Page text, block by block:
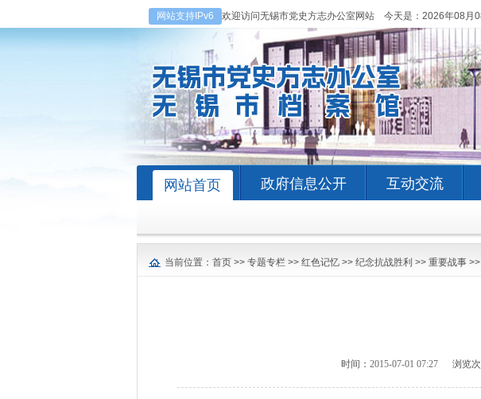
网站支持IPv6 欢迎访问无锡市党史方志办公室网站 今天是： 2026年08月
网站首页 政府信息公开 互动交流
当前位置： 首页 >> 专题专栏 >> 红色记忆 >> 纪念抗战胜利 >> 重要战事 >>
时间： 2015-07-01 07:27浏览次